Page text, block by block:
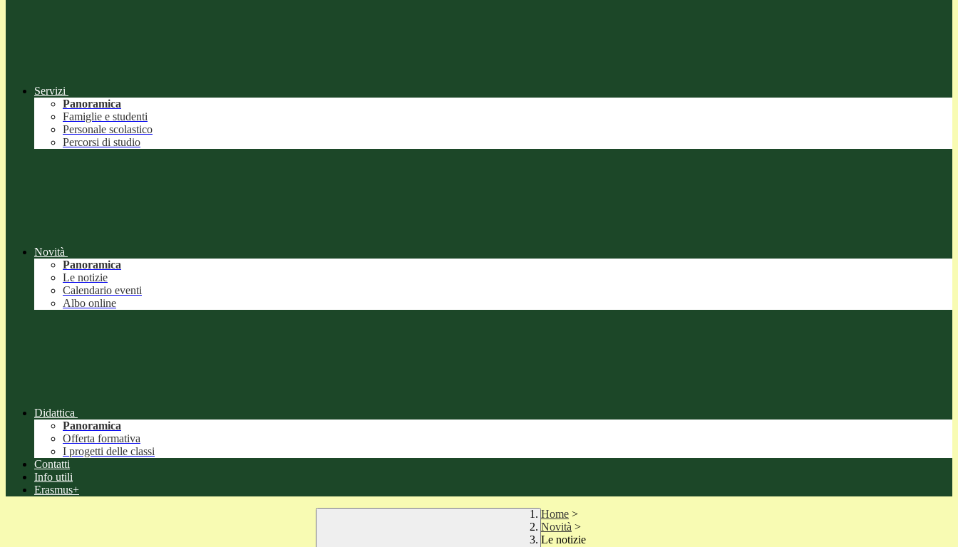
Servizi
Panoramica
Famiglie e studenti
Personale scolastico
Percorsi di studio
Novità
Panoramica
Le notizie
Calendario eventi
Albo online
Didattica
Panoramica
Offerta formativa
I progetti delle classi
Contatti
Info utili
Erasmus+
Home >
Novità >
Le notizie